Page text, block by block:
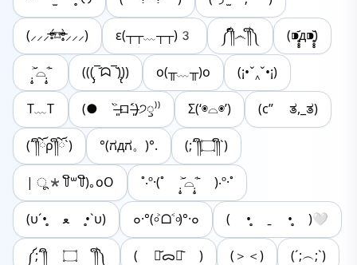
(⸝⸝⸝ᵒ̴̶̷̥́⌑ᵒ̴̶̷̣̥̀⸝⸝⸝) ε(┬┬﹏┬┬)3 ༼༎ຶ෴༎ຶ༽ (⁍̥̥̥᷄д⁍̥̥̥᷅)
˃̣̣̥᷄⌓˂̣̣̥᷅ (((̨̡‾᷄ᗣ‾᷅)̧̢)) o(╥﹏╥)o (¡•ˇ‸ˇ•¡)
T﹏T (● ˃̶͈̀ロ˂̶͈́)੭ꠥ⁾⁾ Σ(‘◉⌓◉’) (c” ತ,_ತ)
(´༎ຶོρ༎ຶོ`) °(ಗдಗ。)°. (;´༎ຶ۝༎ຶ`)
| ू*꒦ິ꒳꒦ີ)｡oO ˚‧º·(˚ ˃̣̣̥᷄⌓˂̣̣̥᷅ )‧º·˚
(υ´•̥ ﻌ •̥`υ) ๐·°(৹˃ᗝ˂৹)°·๐ ( •̥ ˍ •̥ )🤍
༼;´༎ຶ ۝ ༎ຶ༽ ( ･᷄ᯅ･᷅ ) (＞＜) (´;︵;`)